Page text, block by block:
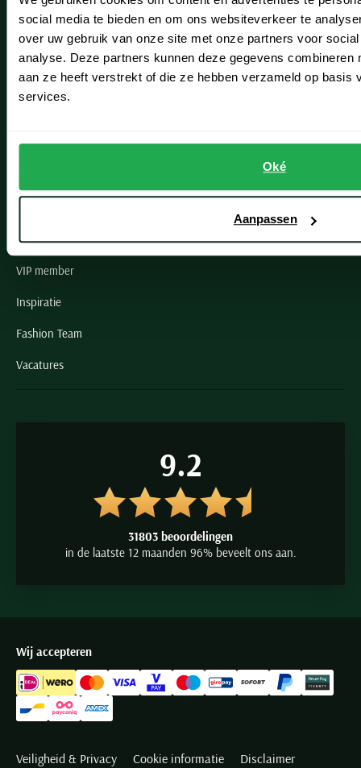
social media te bieden en om ons websiteverkeer te
over uw gebruik van onze site met onze partners voor
analyse. Deze partners kunnen deze gegevens combineren
aan ze heeft verstrekt of die ze hebben verzameld op basis
services.
Oké
Aanpassen
Lisse
Noordwijk
Oegstgeest
Paul & Shark specialist
VIP member
Inspiratie
Fashion Team
Vacatures
9.2
31803 beoordelingen
in de laatste 12 maanden 96% beveelt ons aan.
Wij accepteren
Veiligheid & Privacy Cookie informatie
Disclaimer